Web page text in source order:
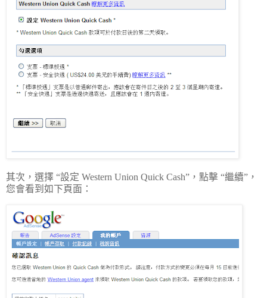
其次，選擇 “設定 Western Union Quick Cash”，點擊 “繼續”，
您會看到如下頁面：